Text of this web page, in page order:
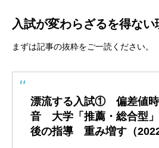
入試が変わらざるを得ない
まずは記事の抜粋をご一読ください。
漂流する入試① 偏差値
音 大学「推薦・総合型
後の指導 重み増す（